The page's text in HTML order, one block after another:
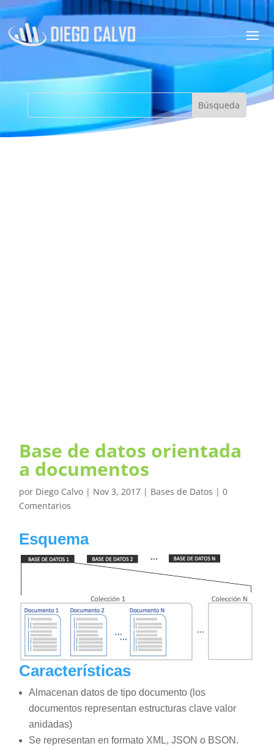
Base de datos orientada
a documentos
por Diego Calvo | Nov 3, 2017 | Bases de Datos |0
Comentarios
Esquema
Características
Almacenan datos de tipo documento (los
documentos representan estructuras clave valor
anidadas)
Se representan en formato XML, JSON o BSON.